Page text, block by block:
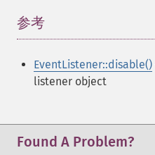
参考
EventListener::disable()
listener object
Found A Problem?